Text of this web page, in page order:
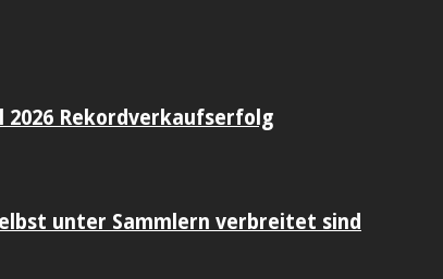
Rekordverkaufserfolg
unter Sammlern verbreitet sind